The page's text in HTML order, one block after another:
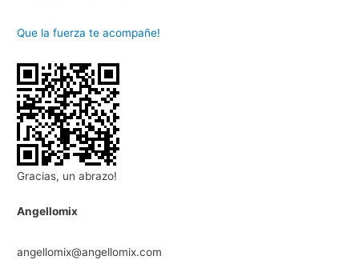
Que la fuerza te acompañe!
Gracias, un abrazo!
Angellomix
angellomix@angellomix.com